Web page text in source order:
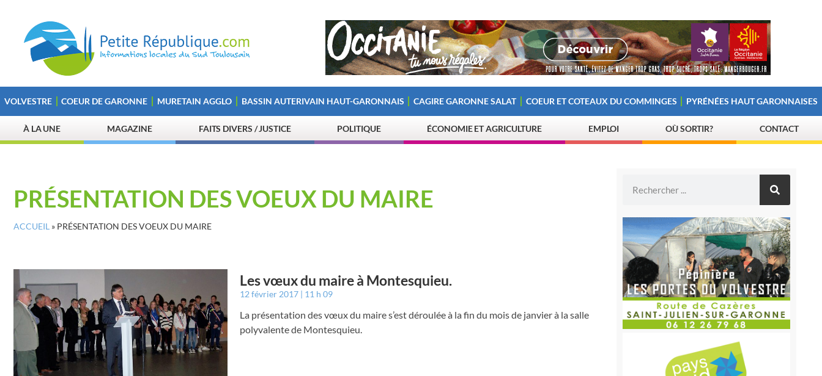
VOLVESTRE COEUR DE GARONNE MURETAIN AGGLO BASSIN AUTERIVAIN HAUT-GARONNAIS CAGIRE GARONNE SALAT COEUR ET COTEAUX DU COMMINGES PYRÉNÉES HAUT GARONNAISES
À LA UNE MAGAZINE FAITS DIVERS / JUSTICE POLITIQUE ÉCONOMIE ET AGRICULTURE EMPLOI OÙ SORTIR? CONTACT
PRÉSENTATION DES VOEUX DU MAIRE
ACCUEIL » PRÉSENTATION DES VOEUX DU MAIRE
Les vœux du maire à Montesquieu.
12 février 2017 11 h 09
La présentation des vœux du maire s’est déroulée à la fin du mois de janvier à la salle
polyvalente de Montesquieu.